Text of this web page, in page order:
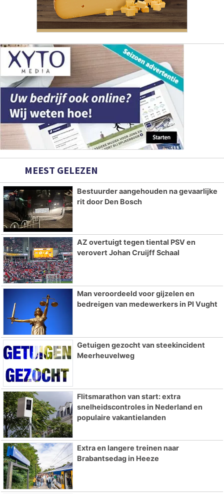
MEEST GELEZEN
Bestuurder aangehouden na gevaarlijke
rit door Den Bosch
AZ overtuigt tegen tiental PSV en
verovert Johan Cruijff Schaal
Man veroordeeld voor gijzelen en
bedreigen van medewerkers in PI Vught
Getuigen gezocht van steekincident
Meerheuvelweg
Flitsmarathon van start: extra
snelheidscontroles in Nederland en
populaire vakantielanden
Extra en langere treinen naar
Brabantsedag in Heeze